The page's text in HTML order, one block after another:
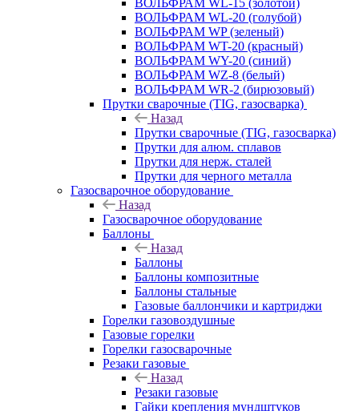
ВОЛЬФРАМ WL-15 (золотой)
ВОЛЬФРАМ WL-20 (голубой)
ВОЛЬФРАМ WP (зеленый)
ВОЛЬФРАМ WT-20 (красный)
ВОЛЬФРАМ WY-20 (синий)
ВОЛЬФРАМ WZ-8 (белый)
ВОЛЬФРАМ WR-2 (бирюзовый)
Прутки сварочные (TIG, газосварка)
Назад
Прутки сварочные (TIG, газосварка)
Прутки для алюм. сплавов
Прутки для нерж. сталей
Прутки для черного металла
Газосварочное оборудование
Назад
Газосварочное оборудование
Баллоны
Назад
Баллоны
Баллоны композитные
Баллоны стальные
Газовые баллончики и картриджи
Горелки газовоздушные
Газовые горелки
Горелки газосварочные
Резаки газовые
Назад
Резаки газовые
Гайки крепления мундштуков